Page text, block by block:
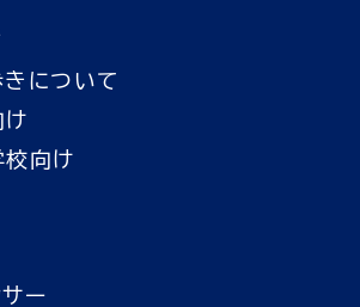
について
向け
ー